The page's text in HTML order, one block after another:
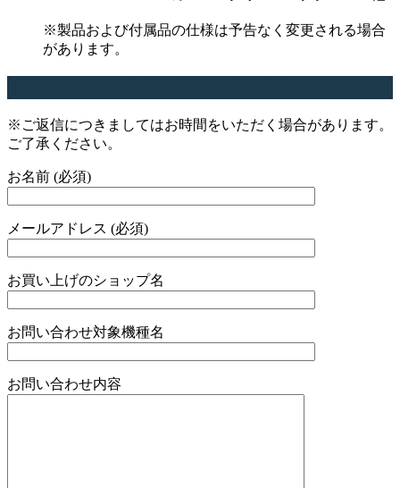
※製品および付属品の仕様は予告なく変更される場合
があります。
※ご返信につきましてはお時間をいただく場合があります。
ご了承ください。
お名前 (必須)
メールアドレス (必須)
お買い上げのショップ名
お問い合わせ対象機種名
お問い合わせ内容